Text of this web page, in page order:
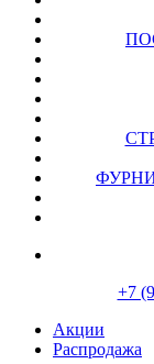
+7
Акции
Распродажа